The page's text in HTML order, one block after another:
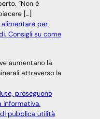
“Non è
[…]
alimentare per
Consigli su come
aumentano la
attraverso la
proseguono
informativa.
pubblica utilità